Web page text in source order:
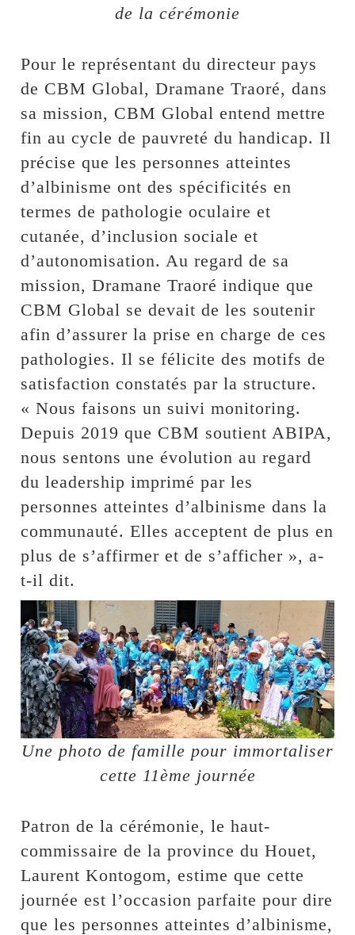
de la cérémonie
Pour le représentant du directeur pays
de CBM Global, Dramane Traoré, dans
sa mission, CBM Global entend mettre
fin au cycle de pauvreté du handicap. Il
précise que les personnes atteintes
d’albinisme ont des spécificités en
termes de pathologie oculaire et
cutanée, d’inclusion sociale et
d’autonomisation. Au regard de sa
mission, Dramane Traoré indique que
CBM Global se devait de les soutenir
afin d’assurer la prise en charge de ces
pathologies. Il se félicite des motifs de
satisfaction constatés par la structure.
« Nous faisons un suivi monitoring.
Depuis 2019 que CBM soutient ABIPA,
nous sentons une évolution au regard
du leadership imprimé par les
personnes atteintes d’albinisme dans la
communauté. Elles acceptent de plus en
plus de s’affirmer et de s’afficher », a-
t-il dit.
Une photo de famille pour immortaliser
cette 11ème journée
Patron de la cérémonie, le haut-
commissaire de la province du Houet,
Laurent Kontogom, estime que cette
journée est l’occasion parfaite pour dire
que les personnes atteintes d’albinisme,